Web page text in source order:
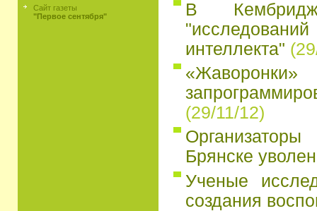
Сайт газеты
"Первое сентября"
В
интеллекта"
(29/11/12)
Брянске
Ученые
создания